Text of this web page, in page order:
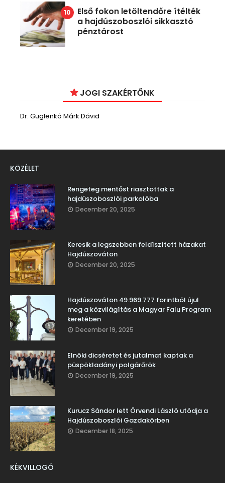
Első fokon letöltendőre ítélték
a hajdúszoboszlói sikkasztó
pénztárost
JOGI SZAKÉRTŐNK
Dr. Guglenkó Márk Dávid
KÖZÉLET
Rengeteg mentőst riasztottak a
hajdúszoboszlói parkolóba
December 20, 2025
Keresik a legszebben feldíszített házakat
Hajdúszováton
December 20, 2025
Hajdúszováton 49.969.777 forintból újul
meg a közvilágítás a Magyar Falu Program
keretében
December 19, 2025
Elnöki dicséretet és jutalmat kaptak a
püspökladányi polgárőrök
December 19, 2025
Kurucz Sándor lett Örvendi László utódja a
Hajdúszoboszlói Gazdakörben
December 18, 2025
KÉKVILLOGÓ